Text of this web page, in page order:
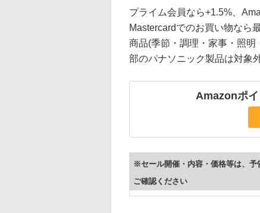
プライム会員なら+1.5%、
Mastercardでのお買い物なら
商品(季節・調理・家事・照
部のパナソニック製品は対象外
Amazonポ
※セール開催・内容・価格等は、予
ご確認ください